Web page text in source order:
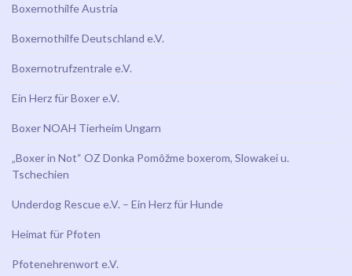
Boxernothilfe Austria
Boxernothilfe Deutschland e.V.
Boxernotrufzentrale e.V.
Ein Herz für Boxer e.V.
Boxer NOAH Tierheim Ungarn
„Boxer in Not“ OZ Donka Pomôžme boxerom, Slowakei u.
Tschechien
Underdog Rescue e.V. – Ein Herz für Hunde
Heimat für Pfoten
Pfotenehrenwort e.V.